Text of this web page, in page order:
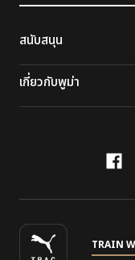
สนับสนุน
เกี่ยวกับพูม่า
TRAIN